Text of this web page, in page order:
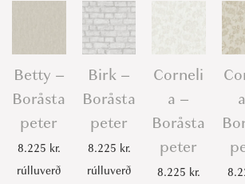
t
y
Betty –
Boråsta
peter
8.225 kr.
rúlluverð
Birk –
Boråsta
peter
8.225 kr.
rúlluverð
Corneli
a –
Boråsta
peter
8.225 kr.